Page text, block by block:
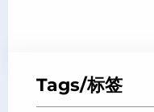
Tags/标签